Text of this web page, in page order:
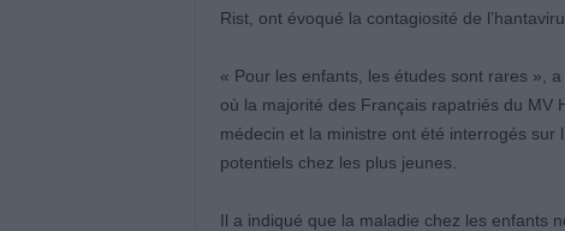
Rist, ont évoqué la contagiosité de
« Pour les enfants, les études sont rares »,
où la majorité des Français rapatriés du MV
médecin et la ministre ont été interrogés sur
potentiels chez les plus jeunes.
Il a indiqué que la maladie chez les enfants